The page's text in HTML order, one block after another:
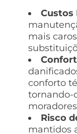
Custos
mais
conforto
tornando-
Risco
mantidos